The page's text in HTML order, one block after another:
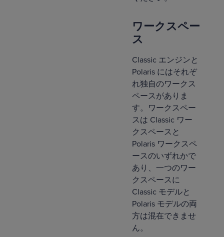
ワークスペー
ス
Classic エンジンと
Polaris にはそれぞ
れ独自のワークス
ペースがありま
す。ワークスペー
スは Classic ワー
クスペースと
Polaris ワークスペ
ースのいずれかで
あり、一つのワー
クスペースに
Classic モデルと
Polaris モデルの両
方は混在できませ
ん。